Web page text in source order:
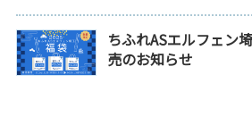
ちふれASエルフェン
売のお知らせ